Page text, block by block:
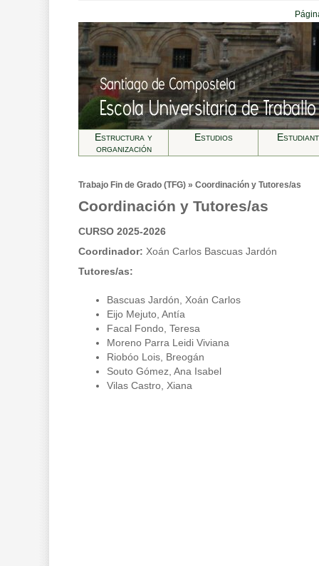
Estructura y
organización
Estudios
Trabajo Fin de Grado (TFG) » Coordinación y Tutores/as
Coordinación y Tutores/as
CURSO 2025-2026
Coordinador: Xoán Carlos Bascuas Jardón
Tutores/as:
Bascuas Jardón, Xoán Carlos
Eijo Mejuto, Antía
Facal Fondo, Teresa
Moreno Parra Leidi Viviana
Riobóo Lois, Breogán
Souto Gómez, Ana Isabel
Vilas Castro, Xiana